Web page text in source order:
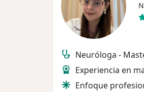
Neuróloga -
Experiencia en
Enfoque